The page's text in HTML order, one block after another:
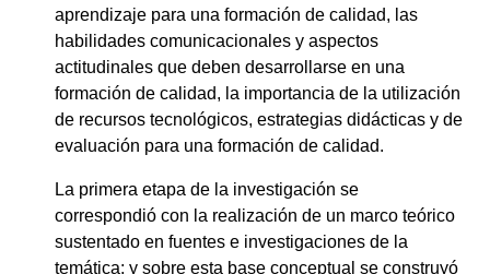
aprendizaje para una formación de calidad, las
habilidades comunicacionales y aspectos
actitudinales que deben desarrollarse en una
formación de calidad, la importancia de la utilización
de recursos tecnológicos, estrategias didácticas y de
evaluación para una formación de calidad.
La primera etapa de la investigación se
correspondió con la realización de un marco teórico
sustentado en fuentes e investigaciones de la
temática; y sobre esta base conceptual se construyó